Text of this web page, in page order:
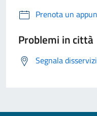
Prenota un
Problemi in città
Segnala